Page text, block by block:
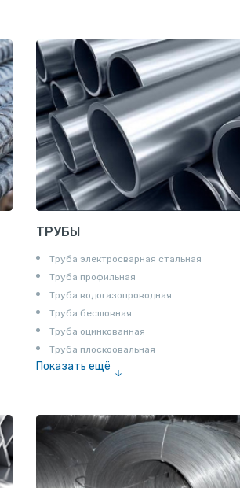
ТРУБЫ
Труба электросварная стальная
Труба профильная
Труба водогазопроводная
Труба бесшовная
Труба оцинкованная
Труба плоскоовальная
Показать ещё